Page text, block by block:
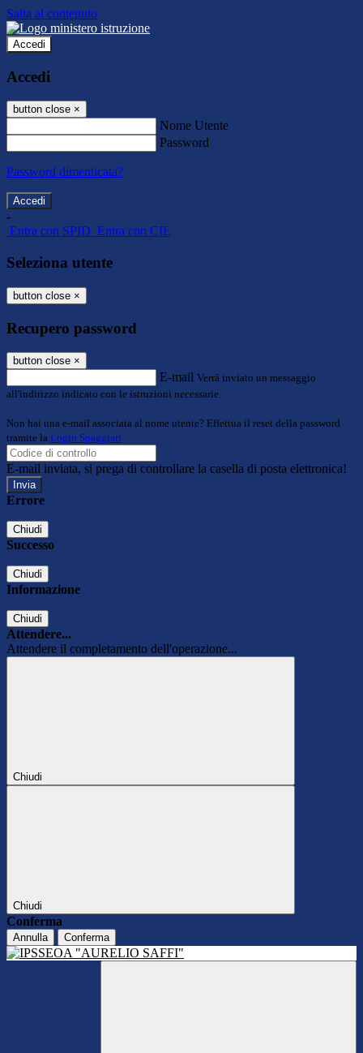
Salta al contenuto
Accedi
Accedi
button close ×
Nome Utente
Password
Password dimenticata?
-
Entra con SPID Entra con CIE
Seleziona utente
button close ×
Recupero password
button close ×
E-mail Verrà inviato un messaggio
all'indirizzo indicato con le istruzioni necessarie.
Non hai una e-mail associata al nome utente? Effettua il reset della password
tramite la Login Spaggiari
E-mail inviata, si prega di controllare la casella di posta elettronica!
Errore
Chiudi
Successo
Chiudi
Informazione
Chiudi
Attendere...
Attendere il completamento dell'operazione...
Chiudi
Chiudi
Conferma
Annulla Conferma